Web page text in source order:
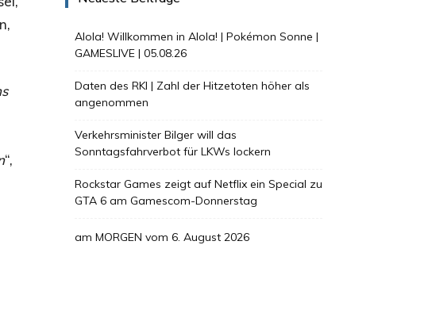
“,
Alola! Willkommen in Alola! | Pokémon Sonne |
GAMESLIVE | 05.08.26
Daten des RKI | Zahl der Hitzetoten höher als
angenommen
Verkehrsminister Bilger will das
Sonntagsfahrverbot für LKWs lockern
Rockstar Games zeigt auf Netflix ein Special zu
GTA 6 am Gamescom-Donnerstag
am MORGEN vom 6. August 2026